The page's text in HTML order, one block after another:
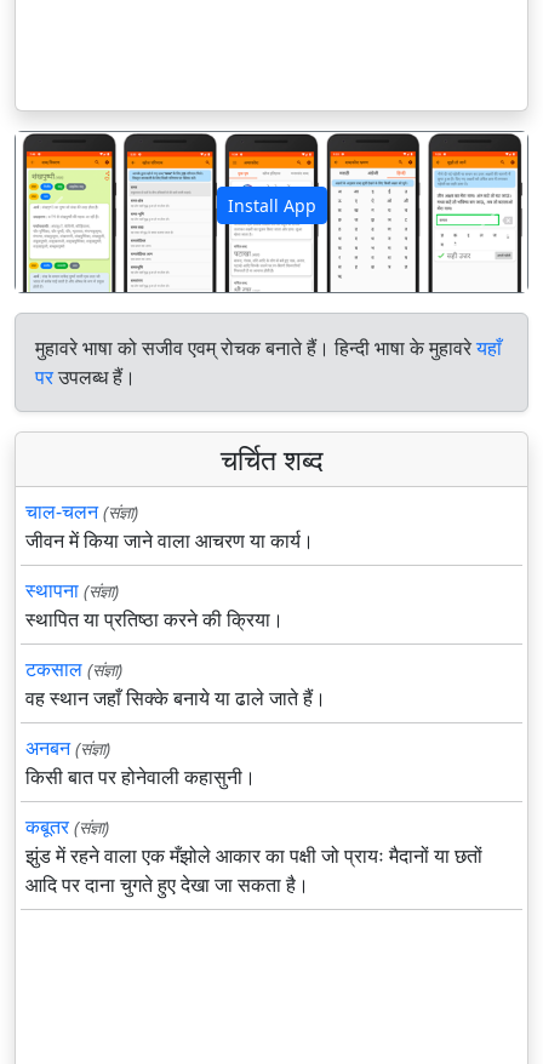
Install App
पिछला अगला
मुहावरे भाषा को सजीव एवम् रोचक बनाते हैं। हिन्दी भाषा के मुहावरेयहाँ
परउपलब्ध हैं।
चर्चित शब्द
चाल-चलन (संज्ञा)
जीवन में किया जाने वाला आचरण या कार्य।
स्थापना (संज्ञा)
स्थापित या प्रतिष्ठा करने की क्रिया।
टकसाल (संज्ञा)
वह स्थान जहाँ सिक्के बनाये या ढाले जाते हैं।
अनबन (संज्ञा)
किसी बात पर होनेवाली कहासुनी।
कबूतर (संज्ञा)
झुंड में रहने वाला एक मँझोले आकार का पक्षी जो प्रायः मैदानों या छतों
आदि पर दाना चुगते हुए देखा जा सकता है।